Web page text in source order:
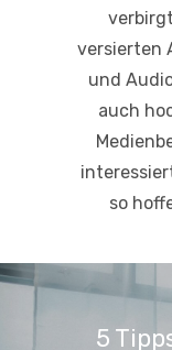
versierten
und
auch
so
5